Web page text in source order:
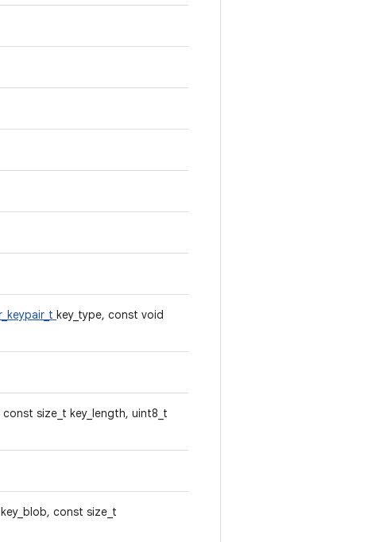
key_type, const void
size_t key_length, uint8_t
const size_t